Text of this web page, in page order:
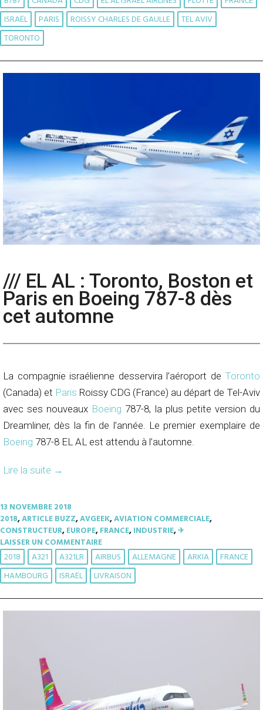
ISRAËL
PARIS ROISSY CHARLES DE GAULLE
TEL AVIV
TORONTO
/// EL AL : Toronto, Boston et
Paris en Boeing 787-8 dès
cet automne
La compagnie israélienne desservira l’aéroport de Toronto
(Canada) et Paris Roissy CDG (France) au départ de Tel-Aviv
avec ses nouveaux Boeing 787-8, la plus petite version du
Dreamliner, dès la fin de l’année. Le premier exemplaire de
Boeing 787-8 EL AL est attendu à l’automne.
Lire la suite →
13 NOVEMBRE 2018
2018,ARTICLE BUZZ,AVGEEK,AVIATION COMMERCIALE,
CONSTRUCTEUR,EUROPE,FRANCE,INDUSTRIE,✈︎
LAISSER UN COMMENTAIRE
2018 A321 A321LR AIRBUS ALLEMAGNE ARKIA
FRANCE
HAMBOURG
ISRAËL LIVRAISON